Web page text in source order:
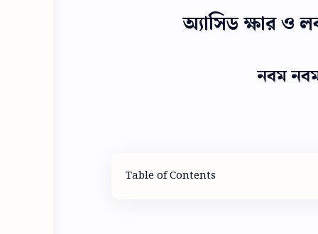
অ্যাসিড ক্ষার ও
নবম
Table of Contents